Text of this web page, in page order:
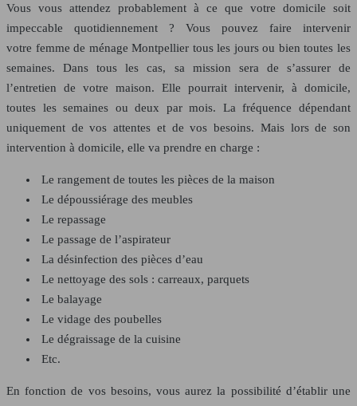
Vous vous attendez probablement à ce que votre domicile soit
impeccable quotidiennement ? Vous pouvez faire intervenir
votre femme de ménage Montpellier tous les jours ou bien toutes les
semaines. Dans tous les cas, sa mission sera de s’assurer de
l’entretien de votre maison. Elle pourrait intervenir, à domicile,
toutes les semaines ou deux par mois. La fréquence dépendant
uniquement de vos attentes et de vos besoins. Mais lors de son
intervention à domicile, elle va prendre en charge :
Le rangement de toutes les pièces de la maison
Le dépoussiérage des meubles
Le repassage
Le passage de l’aspirateur
La désinfection des pièces d’eau
Le nettoyage des sols : carreaux, parquets
Le balayage
Le vidage des poubelles
Le dégraissage de la cuisine
Etc.
En fonction de vos besoins, vous aurez la possibilité d’établir une